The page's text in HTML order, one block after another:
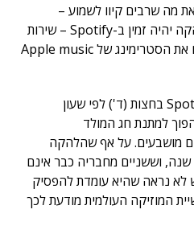
מה שרבים קיוו לשמוע –
הקטלוג המלא של יצירות הלהקה יהיה זמין ב-Spotify – שירות
המוזיקה הדיגיטלי שמספק גם את הסטרימינג של Apple music
"חיפושיות הקצב" הגיעו ל-Spotify בחצות (ד') לפי שעון
למתנת חג המולד
מושבעים. על אף שהלהקה
התפרקה כבר לפני יותר מ-45 שנה, וששניים מחבריה כבר אינם
לא נראה שהיא עומדת להפסיק
המוזיקה העולמית מודעת לכך